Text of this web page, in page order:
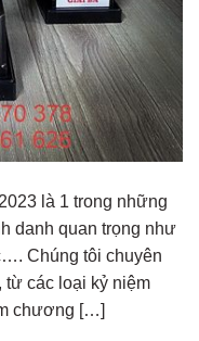
là 1 trong những
danh quan trọng như
Chúng tôi chuyên
từ các loại kỷ niệm
chương […]